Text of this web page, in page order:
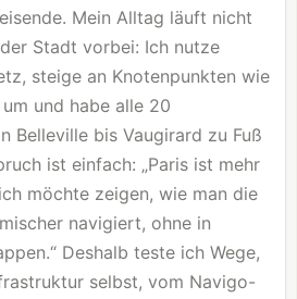
Mein Alltag läuft nicht
Stadt vorbei: Ich nutze
steige an Knotenpunkten wie
und habe alle 20
Belleville bis Vaugirard zu Fuß
ist einfach: „Paris ist mehr
möchte zeigen, wie man die
navigiert, ohne in
Deshalb teste ich Wege,
selbst, vom Navigo-